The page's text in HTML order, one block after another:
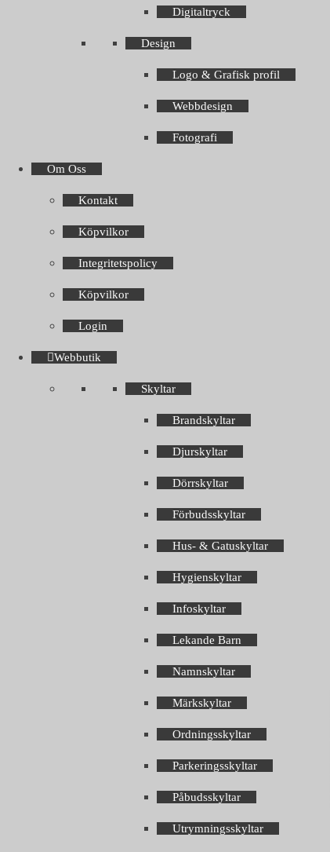
Digitaltryck
Design
Logo & Grafisk profil
Webbdesign
Fotografi
Om Oss
Kontakt
Köpvilkor
Integritetspolicy
Köpvilkor
Login
Webbutik
Skyltar
Brandskyltar
Djurskyltar
Dörrskyltar
Förbudsskyltar
Hus- & Gatuskyltar
Hygienskyltar
Infoskyltar
Lekande Barn
Namnskyltar
Märkskyltar
Ordningsskyltar
Parkeringsskyltar
Påbudsskyltar
Utrymningsskyltar